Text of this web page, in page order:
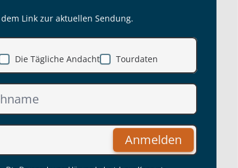
Link zur aktuellen Sendung.
Die Tägliche Andacht Tourdaten
Anmelden